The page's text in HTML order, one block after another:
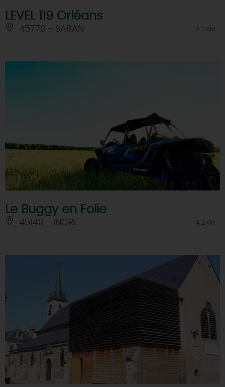
LEVEL 119 Orléans
45770 - SARAN À 2 KM
Le Buggy en Folie
45140 - INGRE À 2 KM